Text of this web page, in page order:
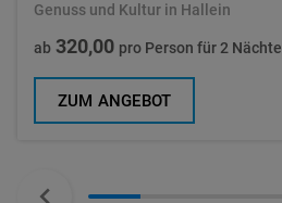
Genuss und Kultur in Hallein
ab 320,00 pro Person für 2 Nächte
ZUM ANGEBOT